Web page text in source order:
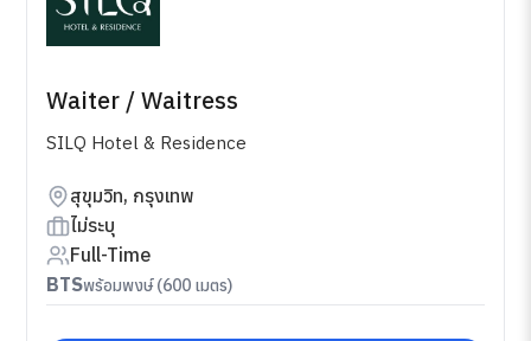
Waiter / Waitress
SILQ Hotel & Residence
สุขุมวิท, กรุงเทพ
ไม่ระบุ
Full-Time
BTSพร้อมพงษ์ (600 เมตร)